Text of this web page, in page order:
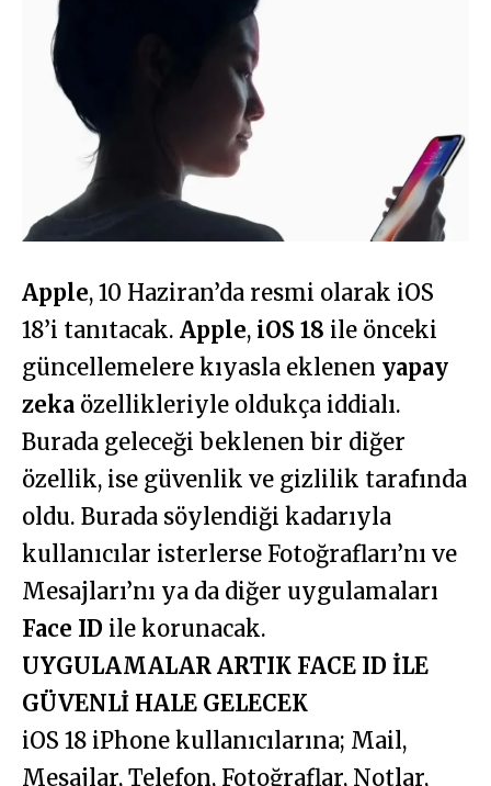
Apple, 10 Haziran’da resmi olarak iOS
18’i tanıtacak. Apple, iOS 18 ile önceki
güncellemelere kıyasla eklenen yapay
zeka özellikleriyle oldukça iddialı.
Burada geleceği beklenen bir diğer
özellik, ise güvenlik ve gizlilik tarafında
oldu. Burada söylendiği kadarıyla
kullanıcılar isterlerse Fotoğrafları’nı ve
Mesajları’nı ya da diğer uygulamaları
Face ID ile korunacak.
UYGULAMALAR ARTIK FACE ID İLE
GÜVENLİ HALE GELECEK
iOS 18 iPhone kullanıcılarına; Mail,
Mesajlar, Telefon, Fotoğraflar, Notlar,